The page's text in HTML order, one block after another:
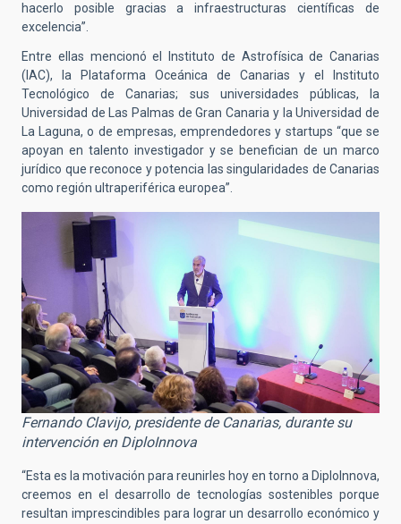
hacerlo posible gracias a infraestructuras científicas de
excelencia”.
Entre ellas mencionó el Instituto de Astrofísica de Canarias
(IAC), la Plataforma Oceánica de Canarias y el Instituto
Tecnológico de Canarias; sus universidades públicas, la
Universidad de Las Palmas de Gran Canaria y la Universidad de
La Laguna, o de empresas, emprendedores y startups “que se
apoyan en talento investigador y se benefician de un marco
jurídico que reconoce y potencia las singularidades de Canarias
como región ultraperiférica europea”.
Fernando Clavijo, presidente de Canarias, durante su
intervención en DiploInnova
“Esta es la motivación para reunirles hoy en torno a DiploInnova,
creemos en el desarrollo de tecnologías sostenibles porque
resultan imprescindibles para lograr un desarrollo económico y